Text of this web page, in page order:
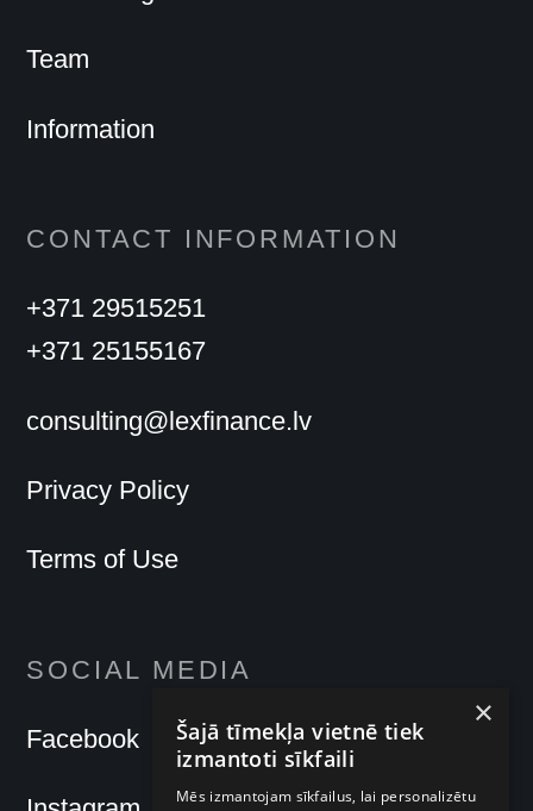
Team
Information
CONTACT INFORMATION
+371 29515251
+371 25155167
consulting@lexfinance.lv
Privacy Policy
Terms of Use
SOCIAL MEDIA
Facebook
×
Šajā tīmekļa vietnē tiek
izmantoti sīkfaili
Mēs izmantojam sīkfailus, lai personalizētu